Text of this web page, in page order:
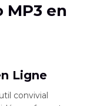
MP3 en
Ligne
convivial